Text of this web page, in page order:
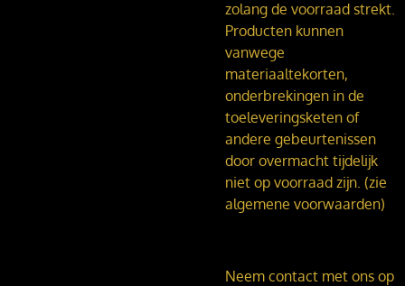
zolang de voorraad strekt.
Producten kunnen
vanwege
materiaaltekorten,
onderbrekingen in de
toeleveringsketen of
andere gebeurtenissen
door overmacht tijdelijk
niet op voorraad zijn. (zie
algemene voorwaarden)
Neem contact met ons op